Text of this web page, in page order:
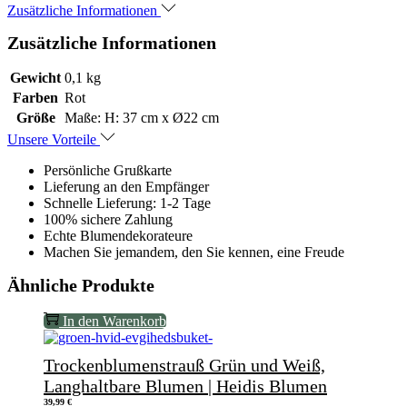
Zusätzliche Informationen
Zusätzliche Informationen
Gewicht 0,1 kg
Farben Rot
Größe
Maße: H: 37 cm x Ø22 cm
Unsere Vorteile
Persönliche Grußkarte
Lieferung an den Empfänger
Schnelle Lieferung: 1-2 Tage
100% sichere Zahlung
Echte Blumendekorateure
Machen Sie jemandem, den Sie kennen, eine Freude
Ähnliche Produkte
In den Warenkorb
Trockenblumenstrauß Grün und Weiß,
Langhaltbare Blumen | Heidis Blumen
39,99 €